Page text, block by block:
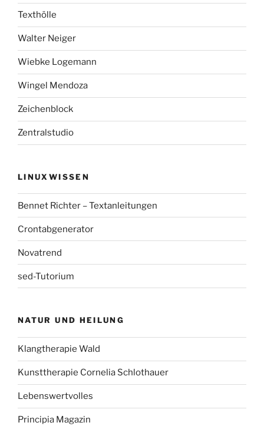
Texthölle
Walter Neiger
Wiebke Logemann
Wingel Mendoza
Zeichenblock
Zentralstudio
LINUXWISSEN
Bennet Richter – Textanleitungen
Crontabgenerator
Novatrend
sed-Tutorium
NATUR UND HEILUNG
Klangtherapie Wald
Kunsttherapie Cornelia Schlothauer
Lebenswertvolles
Principia Magazin